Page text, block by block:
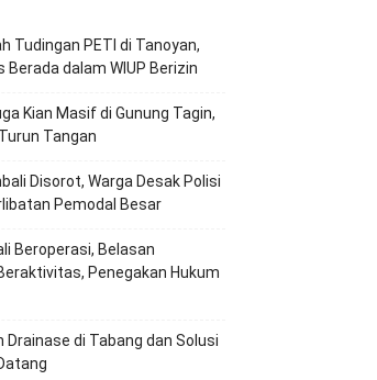
Tudingan PETI di Tanoyan,
dalam WIUP Berizin
Kian Masif di Gunung Tagin,
Tangan
Disorot, Warga Desak Polisi
Pemodal Besar
Beroperasi, Belasan
Penegakan Hukum
Drainase di Tabang dan Solusi